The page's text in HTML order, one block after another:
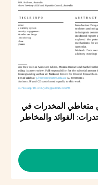
متعاطي المخدرات في
الفوائد والمخاطر